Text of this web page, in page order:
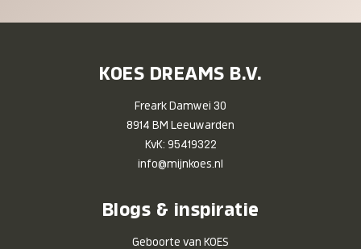
KOES DREAMS B.V.
Freark Damwei 30
8914 BM Leeuwarden
KvK: 95419322
info@mijnkoes.nl
Blogs & inspiratie
Geboorte van KOES